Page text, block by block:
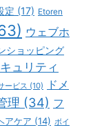
定 (17) Etoren
ウェブホ
ショッピング
ュリティ
ービス (10)
ドメ
理 (34) フ
アケア (14) ボイ